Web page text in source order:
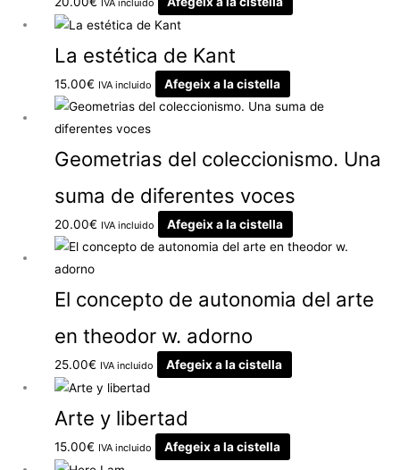
IVA incluido
La estética de Kant
15.00€ IVA incluido Afegeix a la cistella
Geometrias del coleccionismo. Una
suma de diferentes voces
20.00€ IVA incluido Afegeix a la cistella
El concepto de autonomia del arte
en theodor w. adorno
25.00€ IVA incluido Afegeix a la cistella
Arte y libertad
15.00€ IVA incluido Afegeix a la cistella